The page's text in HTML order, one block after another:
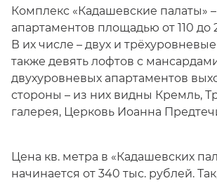
Комплекс «Кадашевские палаты» –
апартаментов площадью от 110 до
В их числе – двух и
также девять лофтов с
двухуровневых апартаментов
стороны – из них видны Кремль,
галерея, Церковь Иоанна
Цена кв. метра в «Кадашевских
начинается от 340 тыс. рублей.